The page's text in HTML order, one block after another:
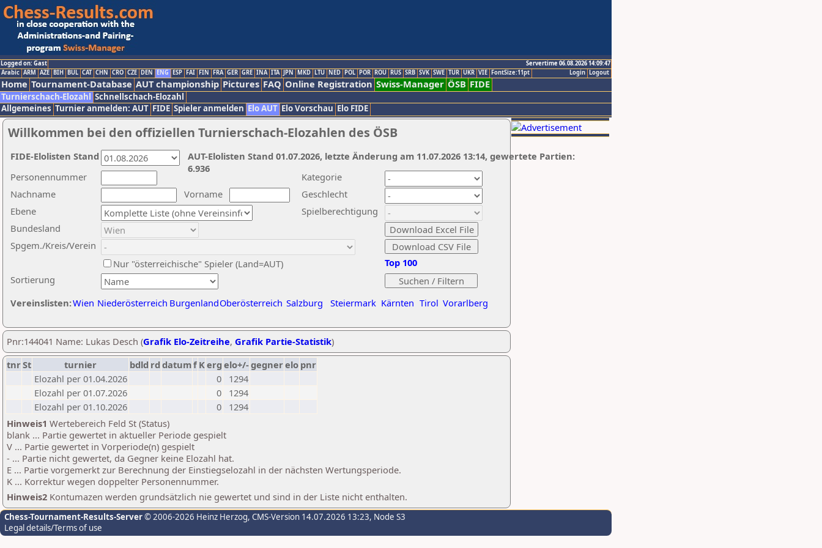
Logged on: Gast
Servertime 06.08.2026 14:09:47
Logout
Login
Arabic ARM AZE BIH BUL CAT CHN CRO CZE DEN ENG ESP FAI FIN FRA GER GRE INA ITA JPN MKD LTU NED POL POR ROU RUS SRB SVK SWE TUR UKR VIE FontSize:11pt
Home Tournament-Database AUT championship Pictures FAQ Online Registration Swiss-Manager ÖSB FIDE
Turnierschach-Elozahl Schnellschach-Elozahl
Allgemeines Turnier anmelden: AUT FIDE Spieler anmelden Elo AUT Elo Vorschau Elo FIDE
Willkommen bei den offiziellen Turnierschach-Elozahlen des ÖSB
Nachname
Vorname
Ebene
Kategorie
Sortierung
Personennummer
Bundesland
Spgem./Kreis/Verein
Geschlecht
Nur "österreichische" Spieler (Land=AUT)
Spielberechtigung
Vereinslisten:Wien Niederösterreich BurgenlandOberösterreich Salzburg Steiermark Kärnten Tirol Vorarlberg
Top 100
AUT-Elolisten Stand 01.07.2026, letzte Änderung am 11.07.2026 13:14, gewertete Partien:
6.936
FIDE-Elolisten Stand
Pnr:144041 Name: Lukas Desch (Grafik Elo-Zeitreihe, Grafik Partie-Statistik)
tnrSt turnier bdld rd datumf Kerg elo+/-gegnerelo pnr
Elozahl per 01.04.2026
0
1294
Elozahl per 01.07.2026
0
1294
Elozahl per 01.10.2026
0
1294
Hinweis1 Wertebereich Feld St (Status)
blank ... Partie gewertet in aktueller Periode gespielt
V ... Partie gewertet in Vorperiode(n) gespielt
- ... Partie nicht gewertet, da Gegner keine Elozahl hat.
E ... Partie vorgemerkt zur Berechnung der Einstiegselozahl in der nächsten Wertungsperiode.
K ... Korrektur wegen doppelter Personennummer.
Hinweis2 Kontumazen werden grundsätzlich nie gewertet und sind in der Liste nicht enthalten.
Chess-Tournament-Results-Server© 2006-2026 Heinz Herzog, CMS-Version 14.07.2026 13:23, Node S3
Legal details/Terms of use